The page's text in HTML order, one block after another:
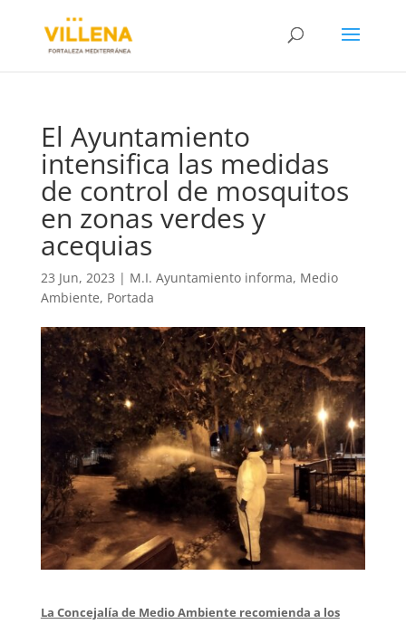
El Ayuntamiento
intensifica las medidas
de control de mosquitos
en zonas verdes y
acequias
23 Jun, 2023 | M.I. Ayuntamiento informa, Medio
Ambiente, Portada
La Concejalía de Medio Ambiente recomienda a los